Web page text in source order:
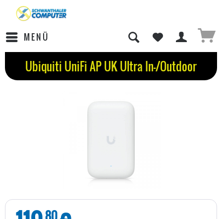
MENÜ
Ubiquiti UniFi AP UK Ultra In-/Outdoor